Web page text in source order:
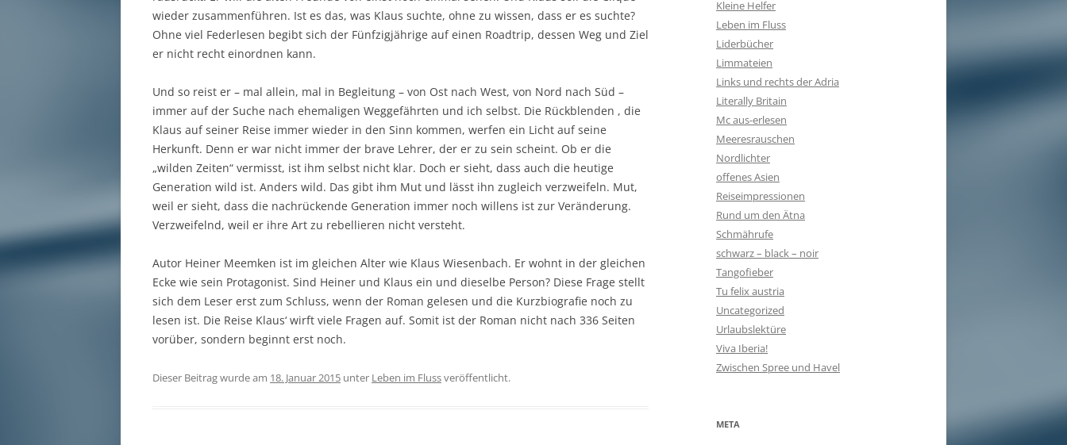
wieder zusammenführen. Ist es das, was Klaus suchte, ohne zu wissen, dass er es suchte?
Ohne viel Federlesen begibt sich der Fünfzigjährige auf einen Roadtrip, dessen Weg und Ziel
er nicht recht einordnen kann.
Und so reist er – mal allein, mal in Begleitung – von Ost nach West, von Nord nach Süd –
immer auf der Suche nach ehemaligen Weggefährten und ich selbst. Die Rückblenden , die
Klaus auf seiner Reise immer wieder in den Sinn kommen, werfen ein Licht auf seine
Herkunft. Denn er war nicht immer der brave Lehrer, der er zu sein scheint. Ob er die
„wilden Zeiten“ vermisst, ist ihm selbst nicht klar. Doch er sieht, dass auch die heutige
Generation wild ist. Anders wild. Das gibt ihm Mut und lässt ihn zugleich verzweifeln. Mut,
weil er sieht, dass die nachrückende Generation immer noch willens ist zur Veränderung.
Verzweifelnd, weil er ihre Art zu rebellieren nicht versteht.
Autor Heiner Meemken ist im gleichen Alter wie Klaus Wiesenbach. Er wohnt in der gleichen
Ecke wie sein Protagonist. Sind Heiner und Klaus ein und dieselbe Person? Diese Frage stellt
sich dem Leser erst zum Schluss, wenn der Roman gelesen und die Kurzbiografie noch zu
lesen ist. Die Reise Klaus‘ wirft viele Fragen auf. Somit ist der Roman nicht nach 336 Seiten
vorüber, sondern beginnt erst noch.
Dieser Beitrag wurde am 18. Januar 2015 unter Leben im Flussveröffentlicht.
Kleine Helfer
Leben im Fluss
Liderbücher
Limmateien
Links und rechts der Adria
Literally Britain
Mc aus-erlesen
Meeresrauschen
Nordlichter
offenes Asien
Reiseimpressionen
Rund um den Ätna
Schmährufe
schwarz – black – noir
Tangofieber
Tu felix austria
Uncategorized
Urlaubslektüre
Viva Iberia!
Zwischen Spree und Havel
META